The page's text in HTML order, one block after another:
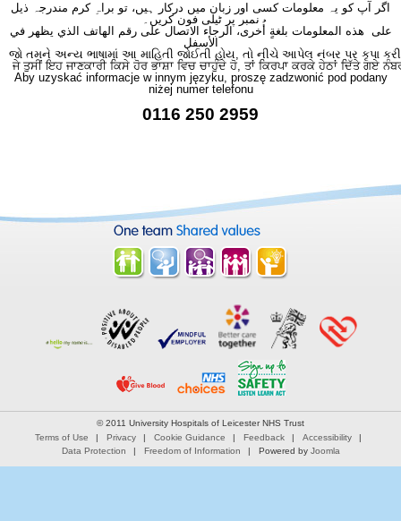
اگر آپ کو یہ معلومات کسی اور زبان میں درکار ہیں، تو براہِ کرم مندرجہ ذیل
نمبر پر ٹیلی فون کریں۔
على هذه المعلومات بلغةٍ أُخرى، الرجاء الاتصال على رقم الهاتف الذي يظهر في
الأسفل
જો તમને અન્ય ભાષામાં આ માહિતી જોઈતી હોય, તો નીચે આપેલ નંબર પર કૃપા કરી
ਜੇ ਤੁਸੀਂ ਇਹ ਜਾਣਕਾਰੀ ਕਿਸੇ ਹੋਰ ਭਾਸ਼ਾ ਵਿਚ ਚਾਹੁੰਦੇ ਹੋ, ਤਾਂ ਕਿਰਪਾ ਕਰਕੇ ਹੇਠਾਂ ਦਿੱਤੇ ਗਏ
Aby uzyskać informacje w innym języku, proszę zadzwonić pod podany
niżej numer telefonu
0116 250 2959
© 2011 University Hospitals of Leicester NHS Trust
Terms of Use
Privacy Cookie Guidance Feedback
Accessibility
Data Protection
Freedom of Information Powered by Joomla